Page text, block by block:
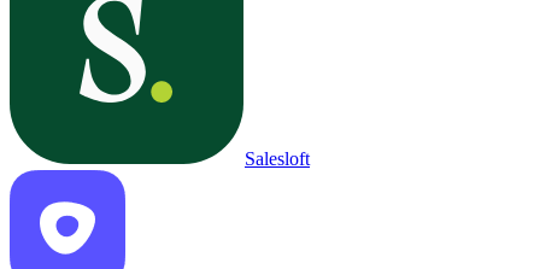
Salesloft